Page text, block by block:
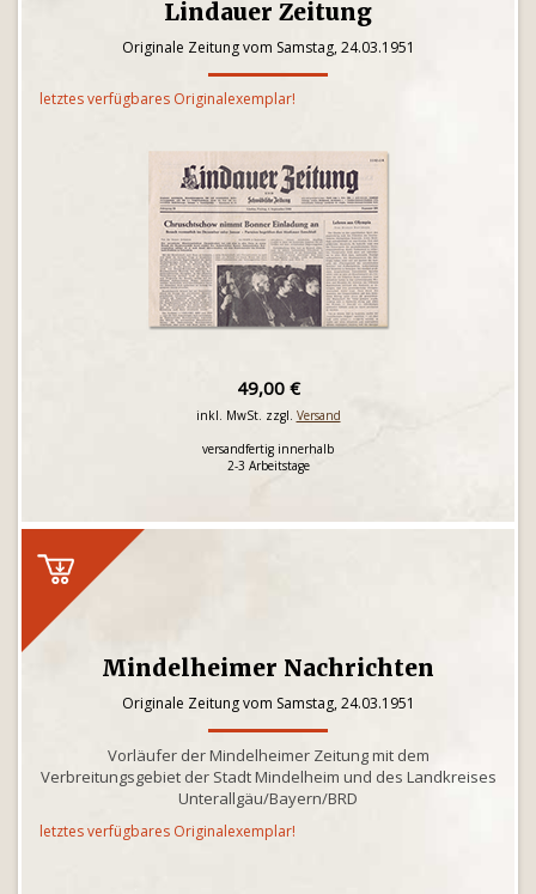
Lindauer Zeitung
Originale Zeitung vom Samstag, 24.03.1951
letztes verfügbares Originalexemplar!
49,00 €
inkl. MwSt. zzgl. Versand
versandfertig innerhalb
2-3 Arbeitstage
Mindelheimer Nachrichten
Originale Zeitung vom Samstag, 24.03.1951
Vorläufer der Mindelheimer Zeitung mit dem
Verbreitungsgebiet der Stadt Mindelheim und des Landkreises
Unterallgäu/Bayern/BRD
letztes verfügbares Originalexemplar!